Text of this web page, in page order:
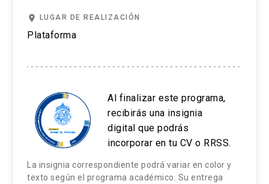
Diferencias entre interpretación,
codificación y análisis
Clases expositivas
Lectura y discusión de textos por foro
Análisis de casos
Estrategias Metodológicas:
Clases expositivas
Ejercicios prácticos y talleres
Estrategias Evaluativas:
Informe de análisis grupal (70%)
diferentes técnicas de análisis
lingüísticas/semióticas.
Contenidos:
Análisis de discurso
Análisis crítico de discurso
Formas de análisis postmodernas
Estrategias Metodológicas:
Distinguir los vínculos entre teoría y datos
investigación cualitativa
pertinentes a problemas concretos de
investigación aplicada
Aplicar diferentes estilos de escritura y
place LUGAR DE REALIZACIÓN
Plataforma
Al finalizar este programa,
recibirás una insignia
digital que podrás
incorporar en tu CV o RRSS.
La insignia correspondiente podrá variar en color y
texto según el programa académico. Su entrega